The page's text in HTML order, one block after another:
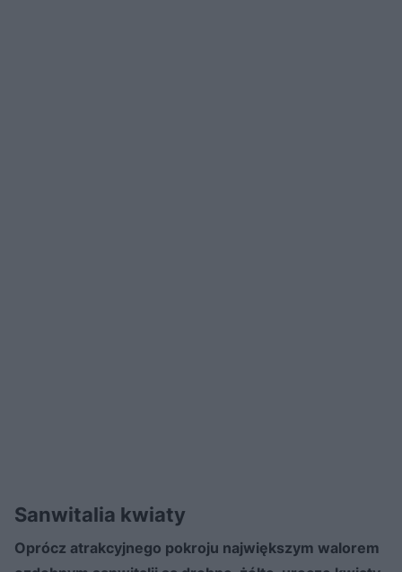
Sanwitalia kwiaty
Oprócz atrakcyjnego pokroju największym walorem